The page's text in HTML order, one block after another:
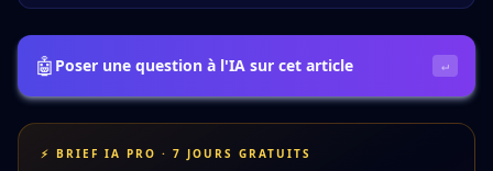
🤖 Poser une question à l'IA sur cet article ↵
⚡ BRIEF IA PRO · 7 JOURS GRATUITS